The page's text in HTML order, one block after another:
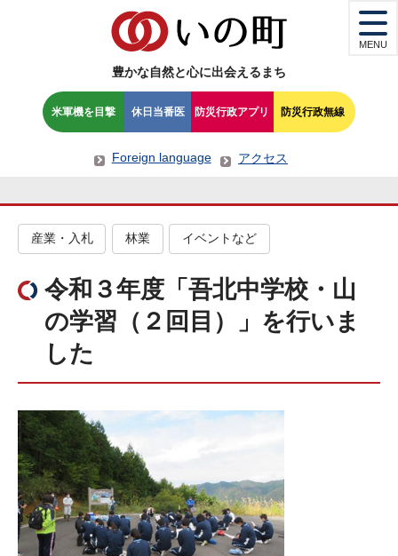
豊かな自然と心に出会えるまち
米軍機を目撃 休日当番医 防災行政アプリ 防災行政無線
Foreign language アクセス
MENU
産業・入札 林業 イベントなど
令和３年度「吾北中学校・山
の学習（２回目）」を行いま
した